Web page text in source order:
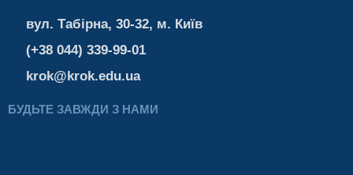
вул. Табірна, 30-32, м. Київ
(+38 044) 339-99-01
krok@krok.edu.ua
БУДЬТЕ ЗАВЖДИ З НАМИ